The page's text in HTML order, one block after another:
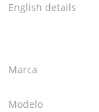
English details
Marca
Modelo